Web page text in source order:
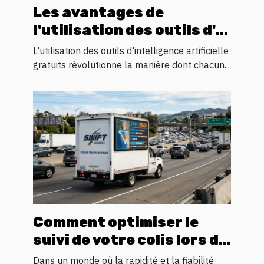
Les avantages de
l'utilisation des outils d'IA
gratuits pour l'innovation
personnelle
L'utilisation des outils d'intelligence artificielle
gratuits révolutionne la manière dont chacun...
Comment optimiser le
suivi de votre colis lors du
transit logistique ?
Dans un monde où la rapidité et la fiabilité